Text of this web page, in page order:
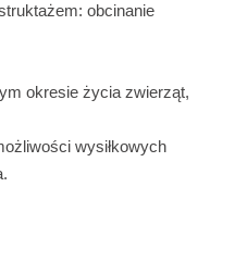
obcinanie
okresie życia zwierząt,
wysiłkowych